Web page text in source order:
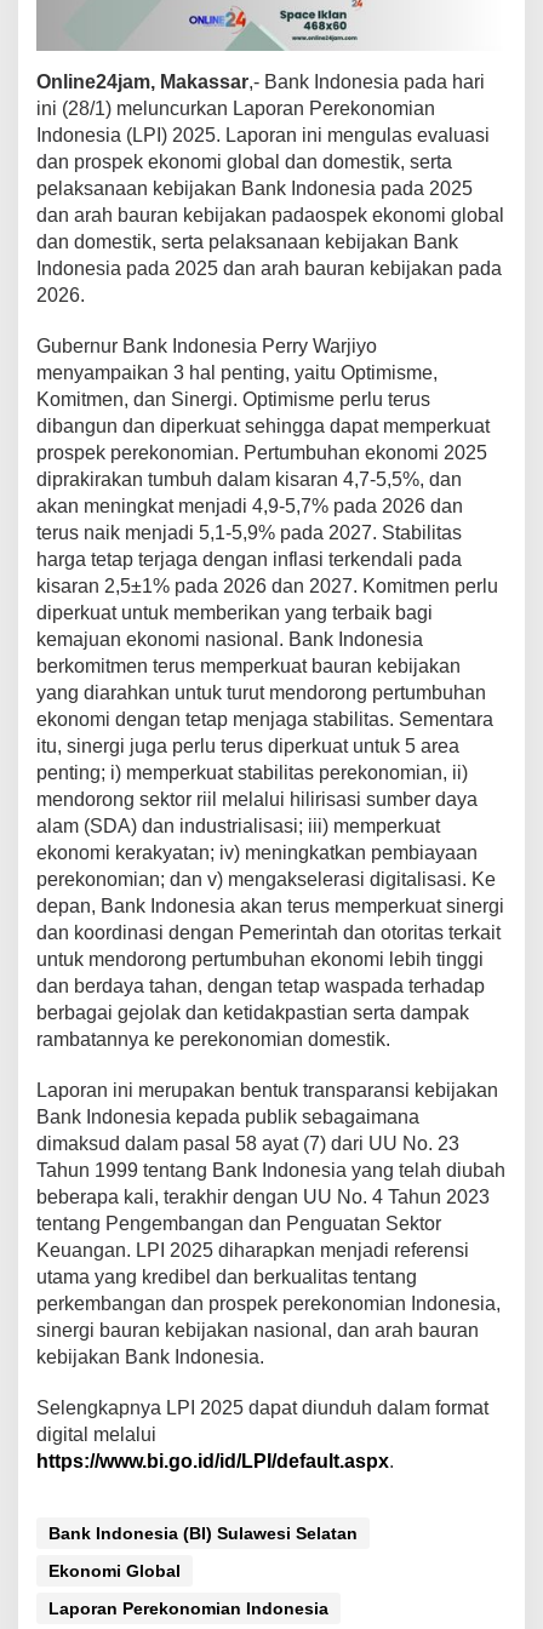
P
e
k
o
n
o
m
i
a
I
o
n
s
i
a
2
2
5
Online24jam, Makassar,- Bank Indonesia pada hari
ini (28/1) meluncurkan Laporan Perekonomian
Indonesia (LPI) 2025. Laporan ini mengulas evaluasi
dan prospek ekonomi global dan domestik, serta
pelaksanaan kebijakan Bank Indonesia pada 2025
dan arah bauran kebijakan padaospek ekonomi global
dan domestik, serta pelaksanaan kebijakan Bank
Indonesia pada 2025 dan arah bauran kebijakan pada
2026.
Gubernur Bank Indonesia Perry Warjiyo
menyampaikan 3 hal penting, yaitu Optimisme,
Komitmen, dan Sinergi. Optimisme perlu terus
dibangun dan diperkuat sehingga dapat memperkuat
prospek perekonomian. Pertumbuhan ekonomi 2025
diprakirakan tumbuh dalam kisaran 4,7-5,5%, dan
akan meningkat menjadi 4,9-5,7% pada 2026 dan
terus naik menjadi 5,1-5,9% pada 2027. Stabilitas
harga tetap terjaga dengan inflasi terkendali pada
kisaran 2,5±1% pada 2026 dan 2027. Komitmen perlu
diperkuat untuk memberikan yang terbaik bagi
kemajuan ekonomi nasional. Bank Indonesia
berkomitmen terus memperkuat bauran kebijakan
yang diarahkan untuk turut mendorong pertumbuhan
ekonomi dengan tetap menjaga stabilitas. Sementara
itu, sinergi juga perlu terus diperkuat untuk 5 area
penting; i) memperkuat stabilitas perekonomian, ii)
mendorong sektor riil melalui hilirisasi sumber daya
alam (SDA) dan industrialisasi; iii) memperkuat
ekonomi kerakyatan; iv) meningkatkan pembiayaan
perekonomian; dan v) mengakselerasi digitalisasi. Ke
depan, Bank Indonesia akan terus memperkuat sinergi
dan koordinasi dengan Pemerintah dan otoritas terkait
untuk mendorong pertumbuhan ekonomi lebih tinggi
dan berdaya tahan, dengan tetap waspada terhadap
berbagai gejolak dan ketidakpastian serta dampak
rambatannya ke perekonomian domestik.
Laporan ini merupakan bentuk transparansi kebijakan
Bank Indonesia kepada publik sebagaimana
dimaksud dalam pasal 58 ayat (7) dari UU No. 23
Tahun 1999 tentang Bank Indonesia yang telah diubah
beberapa kali, terakhir dengan UU No. 4 Tahun 2023
tentang Pengembangan dan Penguatan Sektor
Keuangan. LPI 2025 diharapkan menjadi referensi
utama yang kredibel dan berkualitas tentang
perkembangan dan prospek perekonomian Indonesia,
sinergi bauran kebijakan nasional, dan arah bauran
kebijakan Bank Indonesia.
Selengkapnya LPI 2025 dapat diunduh dalam format
digital melalui
https://www.bi.go.id/id/LPI/default.aspx.
Bank Indonesia (BI) Sulawesi Selatan
Ekonomi Global
Laporan Perekonomian Indonesia